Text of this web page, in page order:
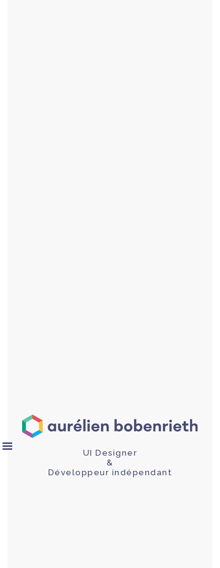
UI Designer
&
Développeur indépendant